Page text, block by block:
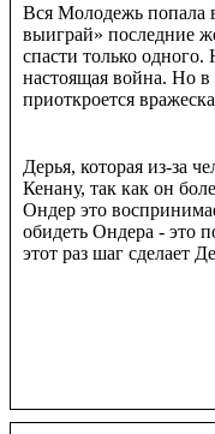
Вся Молодежь попала
выиграй» последние
спасти только
настоящая война. Но в
приоткроется
Дерья, которая из-за
Кенану, так как он
Ондер это
обидеть Ондера - это
этот раз шаг сделает